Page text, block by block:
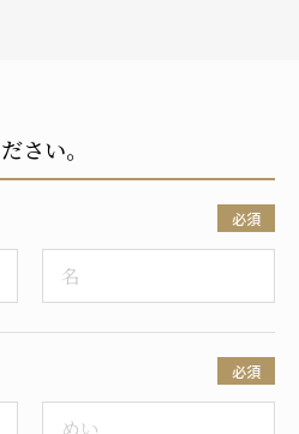
さい。
必須
必須